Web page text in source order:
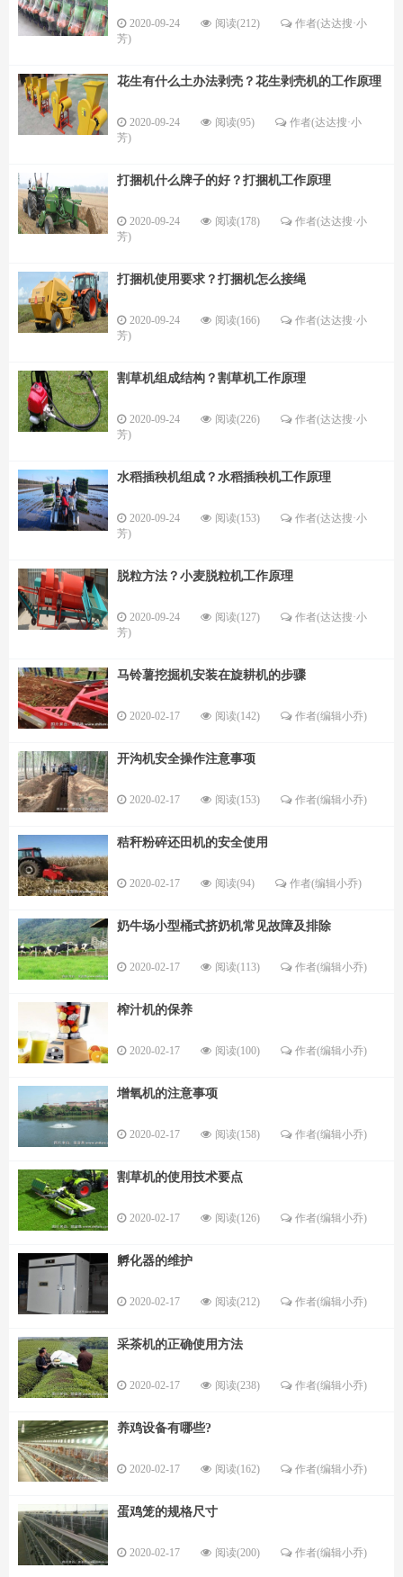
2020-09-24 阅读(212)
作者(达达搜·小
芳)
花生有什么土办法剥壳？花生剥壳机的工作原理
2020-09-24 阅读(95)
作者(达达搜·小
芳)
打捆机什么牌子的好？打捆机工作原理
2020-09-24 阅读(178)
作者(达达搜·小
芳)
打捆机使用要求？打捆机怎么接绳
2020-09-24 阅读(166)
作者(达达搜·小
芳)
割草机组成结构？割草机工作原理
2020-09-24 阅读(226)
作者(达达搜·小
芳)
水稻插秧机组成？水稻插秧机工作原理
2020-09-24 阅读(153)
作者(达达搜·小
芳)
脱粒方法？小麦脱粒机工作原理
2020-09-24 阅读(127)
作者(达达搜·小
芳)
马铃薯挖掘机安装在旋耕机的步骤
2020-02-17 阅读(142) 作者(编辑小乔)
开沟机安全操作注意事项
2020-02-17 阅读(153) 作者(编辑小乔)
秸秆粉碎还田机的安全使用
2020-02-17 阅读(94) 作者(编辑小乔)
奶牛场小型桶式挤奶机常见故障及排除
2020-02-17 阅读(113) 作者(编辑小乔)
榨汁机的保养
2020-02-17 阅读(100) 作者(编辑小乔)
增氧机的注意事项
2020-02-17 阅读(158) 作者(编辑小乔)
割草机的使用技术要点
2020-02-17 阅读(126) 作者(编辑小乔)
孵化器的维护
2020-02-17 阅读(212) 作者(编辑小乔)
采茶机的正确使用方法
2020-02-17 阅读(238) 作者(编辑小乔)
养鸡设备有哪些?
2020-02-17 阅读(162) 作者(编辑小乔)
蛋鸡笼的规格尺寸
2020-02-17 阅读(200) 作者(编辑小乔)